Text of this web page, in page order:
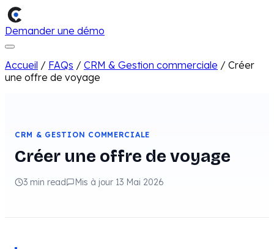
Demander une démo
Accueil / FAQs / CRM & Gestion commerciale / Créer
une offre de voyage
CRM & GESTION COMMERCIALE
Créer une offre de voyage
3 min read Mis à jour 13 Mai 2026